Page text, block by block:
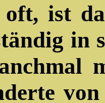
ist
in